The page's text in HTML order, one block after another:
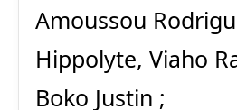
Amoussou
Hippolyte, Viaho
Boko Justin ;